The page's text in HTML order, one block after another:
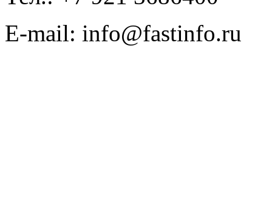
E-mail: info@fastinfo.ru